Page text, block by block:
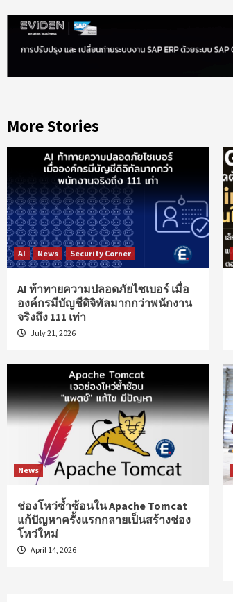
More Stories
AI News Security Corner
AI ท้าทายความปลอดภัยไซเบอร์ เมื่อ
องค์กรมีบัญชีดิจิทัลมากกว่าพนักงาน
จริงถึง 111 เท่า
July 21, 2026
News
ช่องโหว่ซ้ำซ้อนใน Apache Tomcat
แก้ปัญหาครั้งแรกกลายเป็นสร้างช่อง
โหว่ใหม่
April 14, 2026